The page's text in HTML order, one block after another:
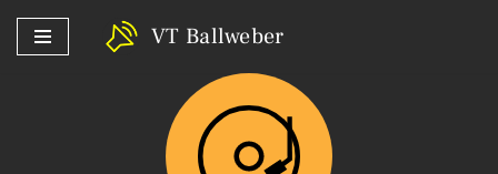
Zum
VT Ballweber